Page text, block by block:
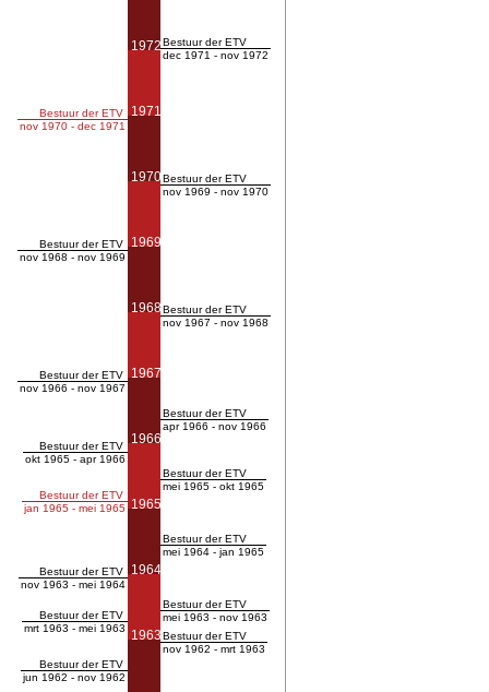
Bestuur der ETV
nov 1970 - dec 1971
Bestuur der ETV
nov 1968 - nov 1969
Bestuur der ETV
nov 1966 - nov 1967
Bestuur der ETV
okt 1965 - apr 1966
Bestuur der ETV
jan 1965 - mei 1965
Bestuur der ETV
nov 1963 - mei 1964
Bestuur der ETV
mrt 1963 - mei 1963
Bestuur der ETV
jun 1962 - nov 1962
1972
1971
1970
1969
1968
1967
1966
1965
1964
1963
Bestuur der ETV
dec 1971 - nov 1972
Bestuur der ETV
nov 1969 - nov 1970
Bestuur der ETV
nov 1967 - nov 1968
Bestuur der ETV
apr 1966 - nov 1966
Bestuur der ETV
mei 1965 - okt 1965
Bestuur der ETV
mei 1964 - jan 1965
Bestuur der ETV
mei 1963 - nov 1963
Bestuur der ETV
nov 1962 - mrt 1963